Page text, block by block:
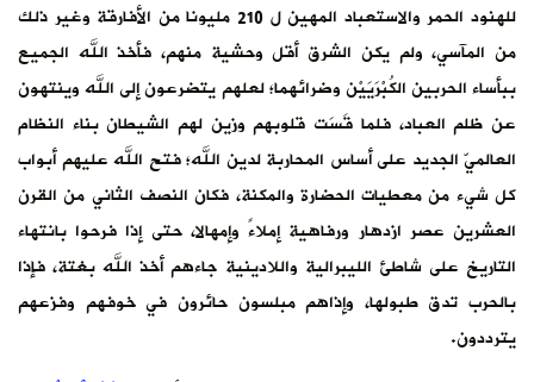
المهين ل 210 مليونا من الأفارقة وغير ذلك
فأخذ الله الجميع
إلى الله وينتهون
بناء النظام
الله عليهم أبواب
الثاني من القرن
إذا فرحوا بانتهاء
الله بغتة، فإذا
في خوفهم وفزعهم